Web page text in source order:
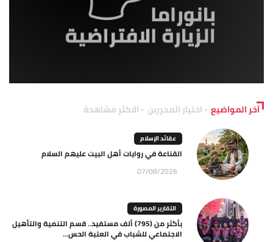
آخر المواضيع اختيار المحررين الاكثر مشاهدة
عقائد الإسلام
القناعة في روايات أهل البيت عليهم السلام
07/08/2026
التقارير المصورة
بأكثر من (795) ألف مستفيد.. قسم التنمية والتأهيل
الاجتماعي للشباب في العتبة الحس...